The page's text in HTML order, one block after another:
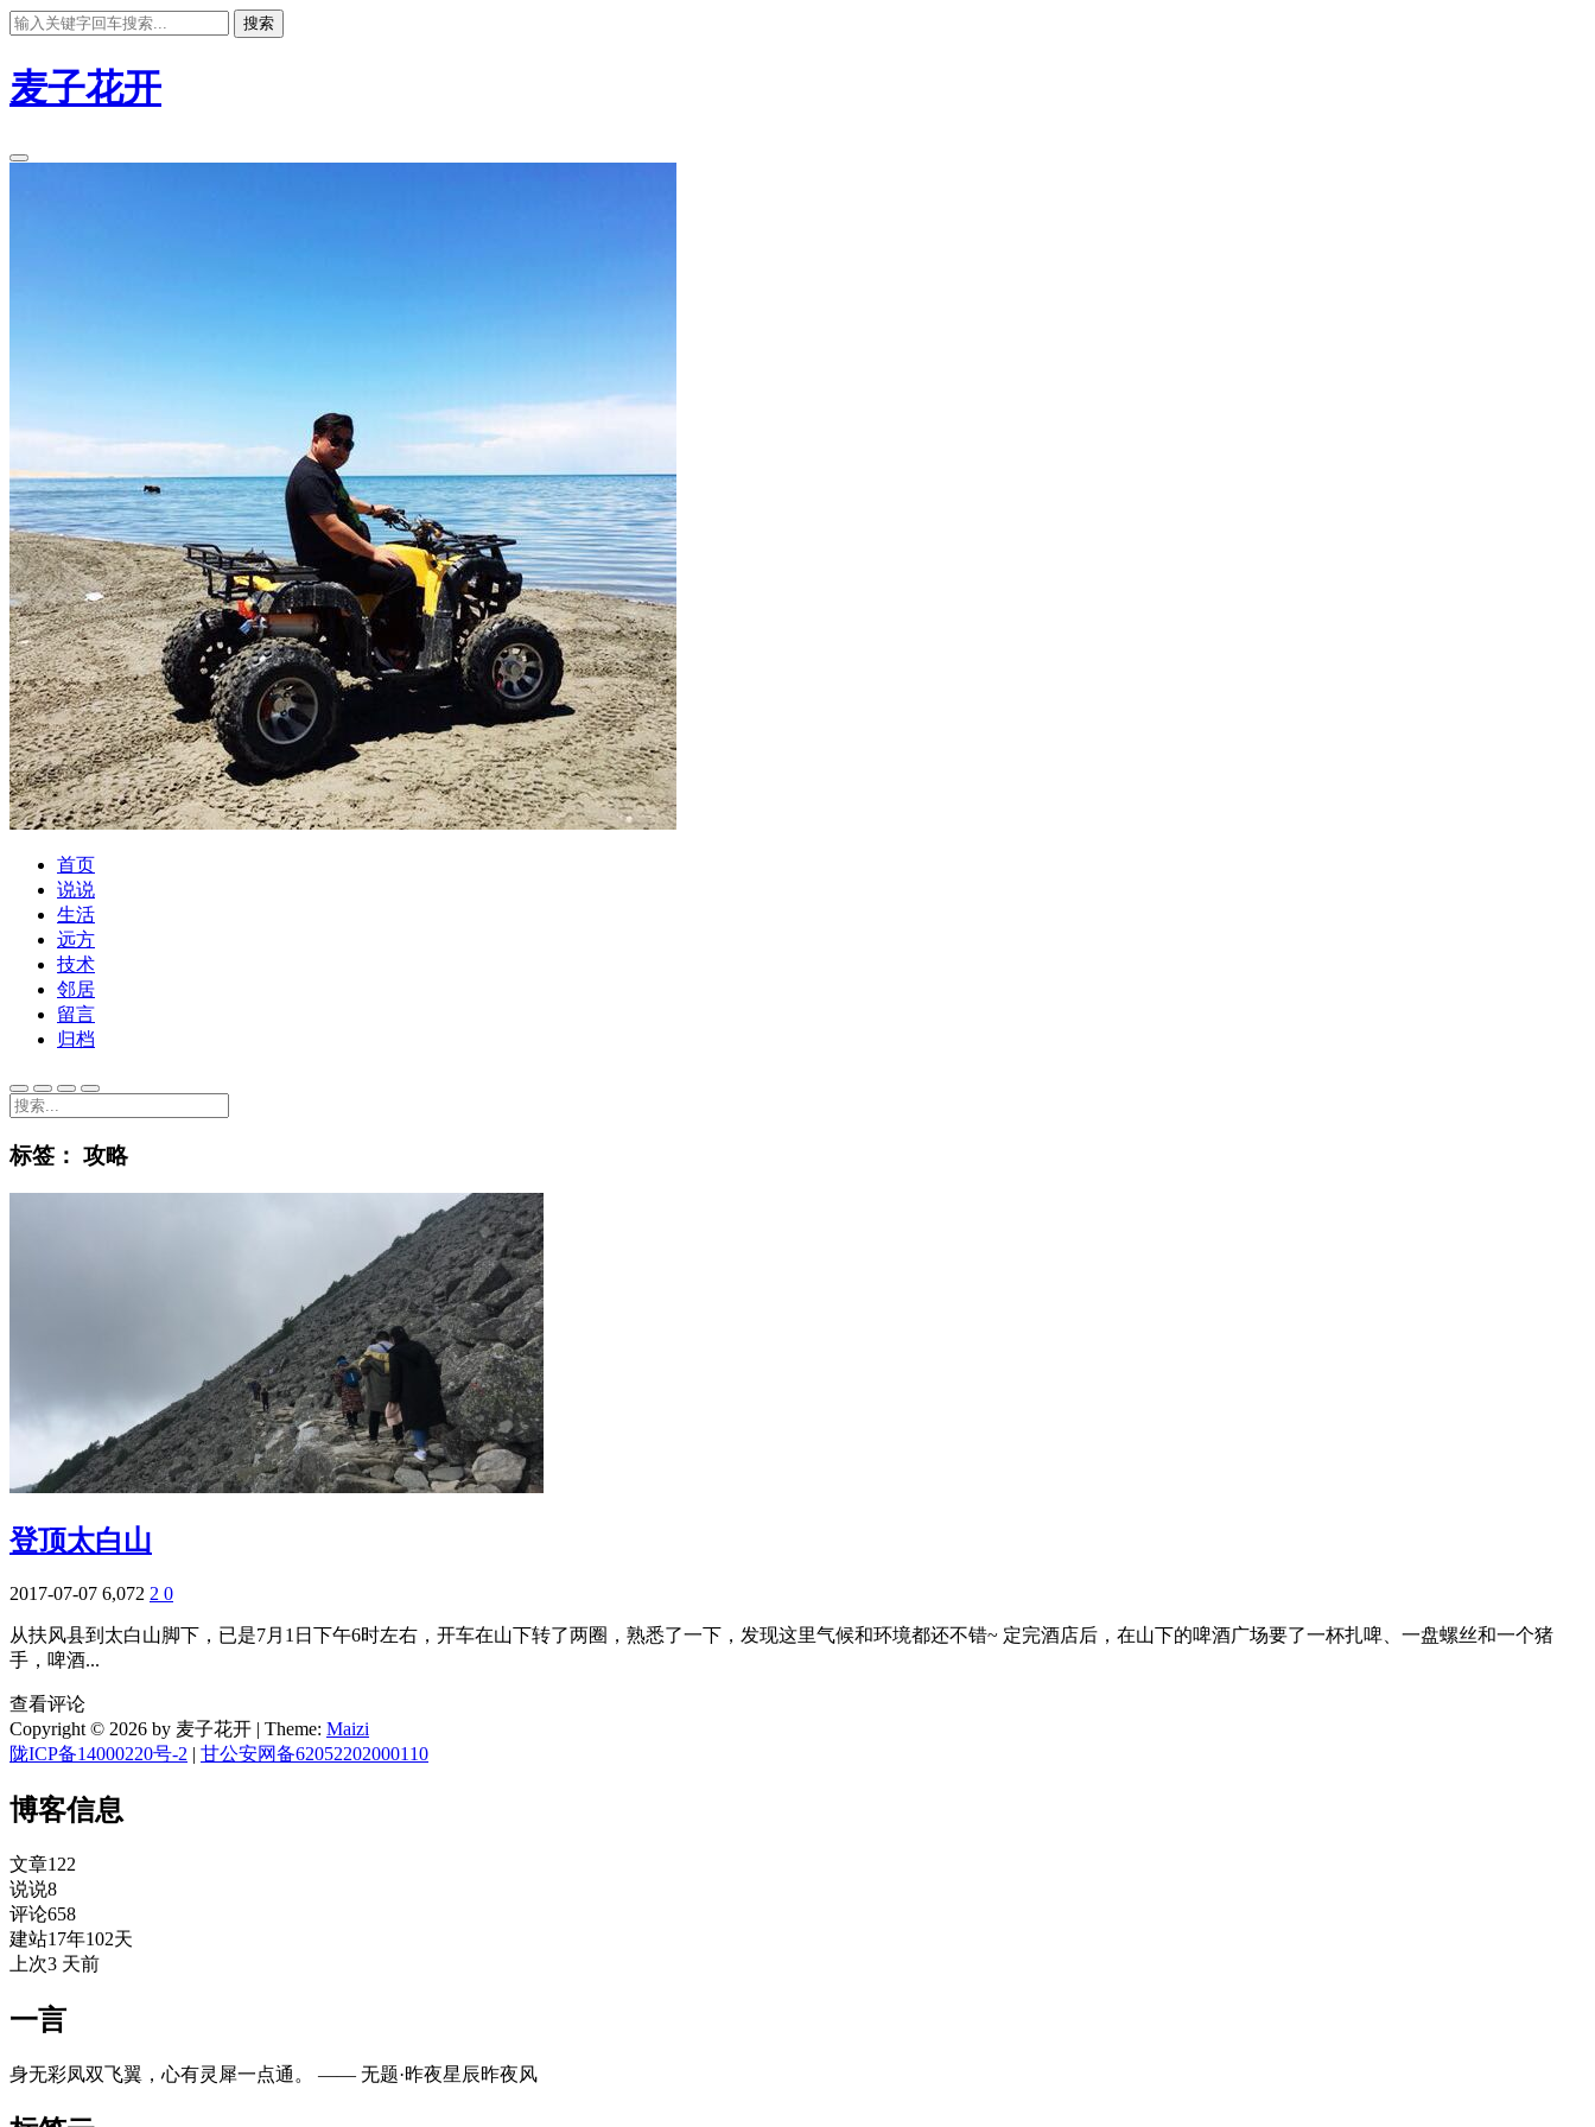
搜索
麦子花开
首页
说说
生活
远方
技术
邻居
留言
归档
标签： 攻略
登顶太白山
2017-07-07 6,072 2 0
从扶风县到太白山脚下，已是7月1日下午6时左右，开车在山下转了两圈，熟悉了一下，发现这里气候和环境都还不错~ 定完酒店后，在山下的啤酒广场要了一杯扎啤、一盘螺丝和一个猪
手，啤酒...
查看评论
Copyright © 2026 by 麦子花开 | Theme: Maizi
陇ICP备14000220号-2 | 甘公安网备62052202000110
博客信息
文章122
说说8
评论658
建站17年102天
上次3 天前
一言
身无彩凤双飞翼，心有灵犀一点通。 —— 无题·昨夜星辰昨夜风